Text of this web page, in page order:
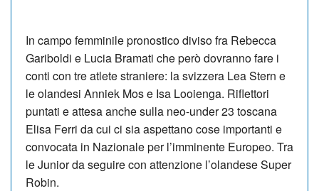
In campo femminile pronostico diviso fra Rebecca
Gariboldi e Lucia Bramati che però dovranno fare i
conti con tre atlete straniere: la svizzera Lea Stern e
le olandesi Anniek Mos e Isa Looienga. Riflettori
puntati e attesa anche sulla neo-under 23 toscana
Elisa Ferri da cui ci sia aspettano cose importanti e
convocata in Nazionale per l’imminente Europeo. Tra
le Junior da seguire con attenzione l’olandese Super
Robin.